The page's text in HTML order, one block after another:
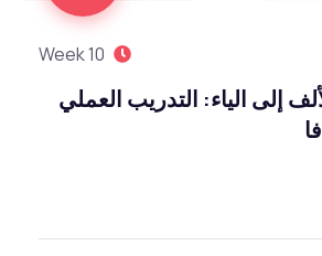
إلى الياء: التدريب العملي